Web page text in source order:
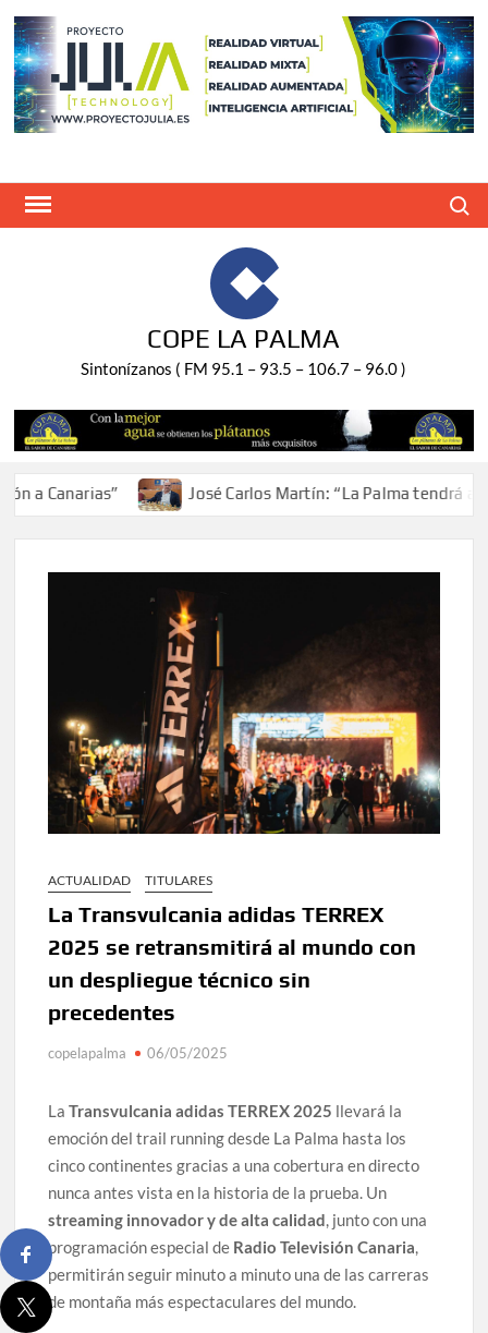
Saltar
contenido
COPE LA PALMA
Sintonízanos ( FM 95.1 – 93.5 – 106.7 – 96.0 )
José Carlos Martín: “La Palma tendrá antes
ACTUALIDAD TITULARES
La Transvulcania adidas TERREX
2025 se retransmitirá al mundo con
un despliegue técnico sin
precedentes
copelapalma 06/05/2025
LaTransvulcania adidas TERREX 2025 llevará la
emoción del trail running desde La Palma hasta los
cinco continentes gracias a una cobertura en directo
nunca antes vista en la historia de la prueba. Un
streaming innovador y de alta calidad , junto con una
programación especial de Radio Televisión Canaria
permitirán seguir minuto a minuto una de las carreras
de montaña más espectaculares del mundo.